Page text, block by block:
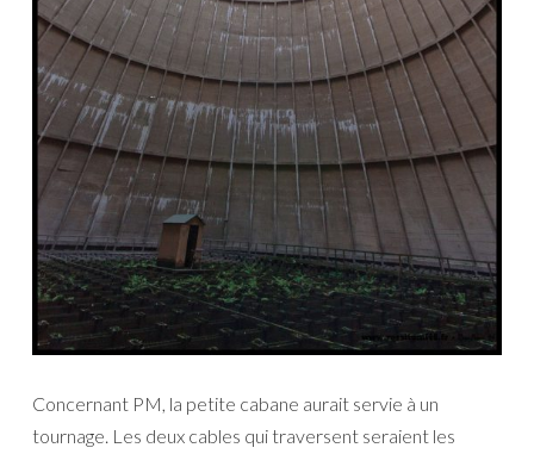
Concernant PM, la petite cabane aurait servie à un
tournage. Les deux cables qui traversent seraient les